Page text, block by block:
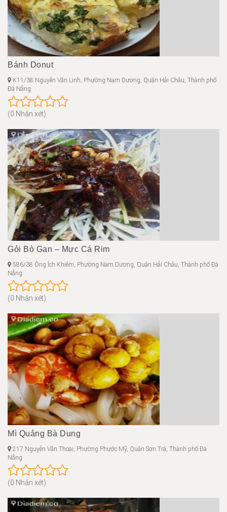
Bánh Donut
K11/38 Nguyễn Văn Linh, Phường Nam Dương, Quận Hải Châu, Thành phố
Đà Nẵng
(0 Nhận xét)
Gỏi Bò Gan – Mực Cá Rim
586/38 Ông Ích Khiêm, Phường Nam Dương, Quận Hải Châu, Thành phố Đà
Nẵng
(0 Nhận xét)
Mì Quảng Bà Dung
217 Nguyễn Văn Thoại, Phường Phước Mỹ, Quận Sơn Trà, Thành phố Đà
Nẵng
(0 Nhận xét)